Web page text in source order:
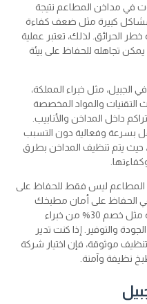
في مداخن المطاعم نتيجة
كبيرة مثل ضعف كفاءة
خطر الحرائق. لذلك، تعتبر عملية
تجاهله للحفاظ على بيئة
مثل خبراء المملكة،
التقنيات والمواد المخصصة
داخل المداخن والأنابيب.
بسرعة وفعالية دون التسبب
حيث يتم تنظيف المداخن بطرق
المطاعم ليس فقط للحفاظ على
في الحفاظ على أمان مطبخك
وتجربة عملاءك. ومع العروض الخاصة مثل خصم 30% من خبراء
والتوفير. إذا كنت تدير
موثوقة، فإن اختيار شركة
نظيفة وآمنة.